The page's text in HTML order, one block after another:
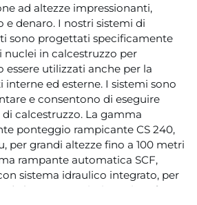
ad altezze impressionanti,
denaro. I nostri sistemi di
sono progettati specificamente
nuclei in calcestruzzo per
essere utilizzati anche per la
ed esterne. I sistemi sono
e consentono di eseguire
calcestruzzo. La gamma
ponteggio rampicante CS 240,
per grandi altezze fino a 100 metri
rampante automatica SCF,
sistema idraulico integrato, per
altezze maggiori. Le piattaforme